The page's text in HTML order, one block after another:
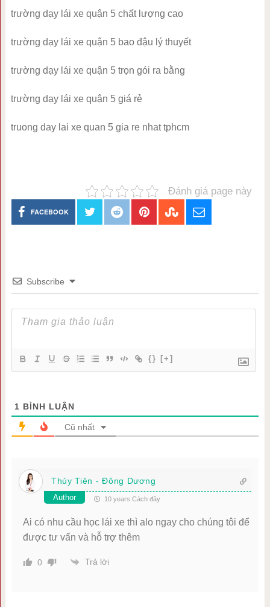
trường dạy lái xe quận 5 chất lượng cao
trường dạy lái xe quận 5 bao đậu lý thuyết
trường dạy lái xe quận 5 trọn gói ra bằng
trường dạy lái xe quận 5 giá rẻ
truong day lai xe quan 5 gia re nhat tphcm
Đánh giá page này
FACEBOOK
Subscribe
{} [+]
1 BÌNH LUẬN
Cũ nhất
Thủy Tiên - Đông Dương
Author 10 years Cách đây
Ai có nhu cầu học lái xe thì alo ngay cho chúng tôi để
được tư vấn và hỗ trợ thêm
0 Trả lời